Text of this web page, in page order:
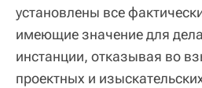
установлены все
имеющие значение для
инстанции, отказывая во
проектных и